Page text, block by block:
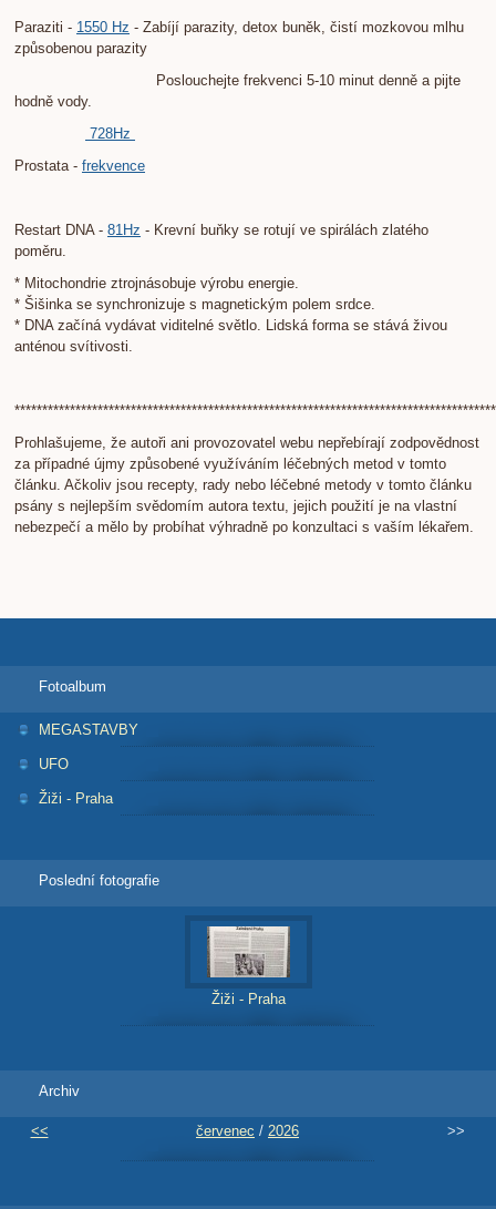
Paraziti - 1550 Hz - Zabíjí parazity, detox buněk, čistí mozkovou mlhu
způsobenou parazity
Poslouchejte frekvenci 5-10 minut denně a pijte
hodně vody.
728Hz
Prostata - frekvence
Restart DNA - 81Hz - Krevní buňky se rotují ve spirálách zlatého
poměru.
* Mitochondrie ztrojnásobuje výrobu energie.
* Šišinka se synchronizuje s magnetickým polem srdce.
* DNA začíná vydávat viditelné světlo. Lidská forma se stává živou
anténou svítivosti.
Prohlašujeme, že autoři ani provozovatel webu nepřebírají zodpovědnost
za případné újmy způsobené využíváním léčebných metod v tomto
článku. Ačkoliv jsou recepty, rady nebo léčebné metody v tomto článku
psány s nejlepším svědomím autora textu, jejich použití je na vlastní
nebezpečí a mělo by probíhat výhradně po konzultaci s vaším lékařem.
Fotoalbum
MEGASTAVBY
UFO
Žiži - Praha
Poslední fotografie
Žiži - Praha
Archiv
<< červenec / 2026 >>